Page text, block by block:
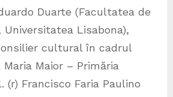
Duarte (Facultatea de
Universitatea Lisabona),
cultural în cadrul
Maior – Primăria
(r) Francisco Faria Paulino